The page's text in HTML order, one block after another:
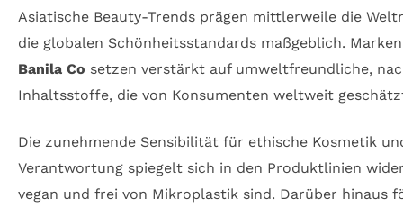
Asiatische Beauty-Trends prägen mittlerweile die
die globalen Schönheitsstandards maßgeblich.
Banila Co setzen verstärkt auf umweltfreundliche,
Inhaltsstoffe, die von Konsumenten weltweit
Die zunehmende Sensibilität für ethische Kosmetik
Verantwortung spiegelt sich in den Produktlinien
vegan und frei von Mikroplastik sind. Darüber hinaus